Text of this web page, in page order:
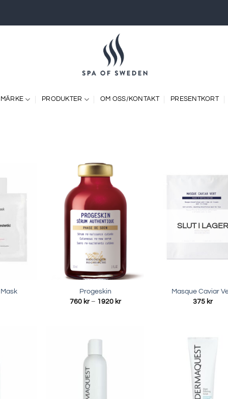
PRODUKTER OM OSS/KONTAKT PRESENTKORT
Progeskin
760 kr – 1920 krPrisintervall:
SLUT I LAGER
Masque Caviar
375 kr